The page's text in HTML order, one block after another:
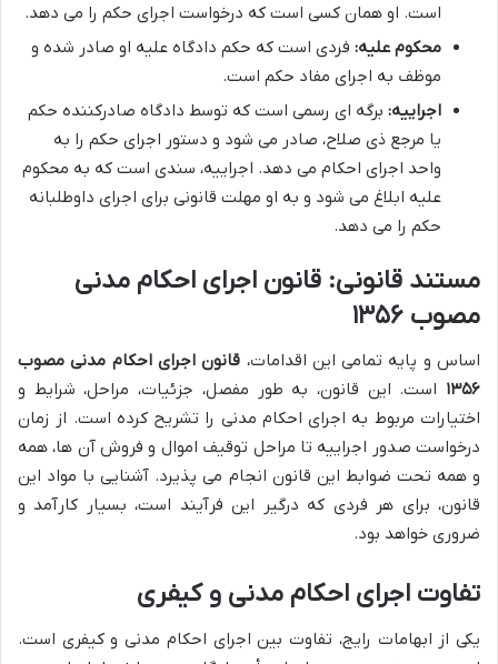
است. او همان کسی است که درخواست اجرای حکم را می دهد.
محکوم علیه: فردی است که حکم دادگاه علیه او صادر شده و
موظف به اجرای مفاد حکم است.
اجراییه: برگه ای رسمی است که توسط دادگاه صادرکننده حکم
یا مرجع ذی صلاح، صادر می شود و دستور اجرای حکم را به
واحد اجرای احکام می دهد. اجراییه، سندی است که به محکوم
علیه ابلاغ می شود و به او مهلت قانونی برای اجرای داوطلبانه
حکم را می دهد.
مستند قانونی: قانون اجرای احکام مدنی
مصوب ۱۳۵۶
اساس و پایه تمامی این اقدامات، قانون اجرای احکام مدنی مصوب
۱۳۵۶ است. این قانون، به طور مفصل، جزئیات، مراحل، شرایط و
اختیارات مربوط به اجرای احکام مدنی را تشریح کرده است. از زمان
درخواست صدور اجراییه تا مراحل توقیف اموال و فروش آن ها، همه
و همه تحت ضوابط این قانون انجام می پذیرد. آشنایی با مواد این
قانون، برای هر فردی که درگیر این فرآیند است، بسیار کارآمد و
ضروری خواهد بود.
تفاوت اجرای احکام مدنی و کیفری
یکی از ابهامات رایج، تفاوت بین اجرای احکام مدنی و کیفری است.